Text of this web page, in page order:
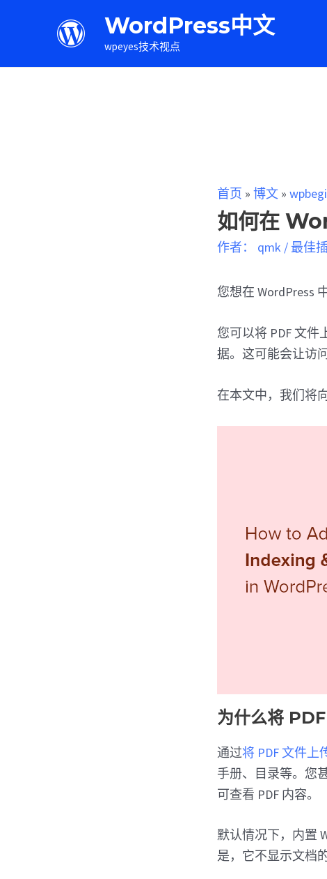
WordPress中文
wpeyes技术视点
首页 »博文 »
如何在
作者： qmk / 最佳
您想在 WordPress
您可以将 PDF 文件
据。这可能会让访
在本文中，我们将
为什么将
通过将 PDF 文件上
手册、目录等。您
可查看 PDF 内容。
默认情况下，内置
是，它不显示文档